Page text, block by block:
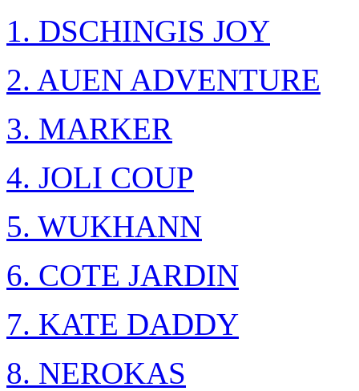
1. DSCHINGIS JOY
2. AUEN ADVENTURE
3. MARKER
4. JOLI COUP
5. WUKHANN
6. COTE JARDIN
7. KATE DADDY
8. NEROKAS